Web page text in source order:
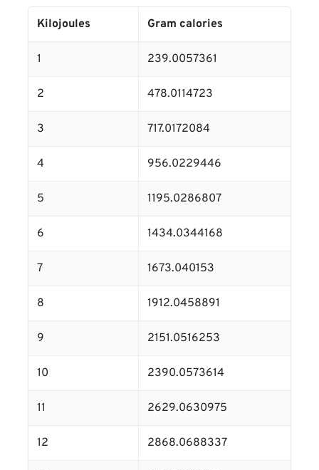
Kilojoules Gram calories
1 239.0057361
2 478.0114723
3 717.0172084
4 956.0229446
5 1195.0286807
6 1434.0344168
7 1673.040153
8 1912.0458891
9 2151.0516253
10 2390.0573614
11 2629.0630975
12 2868.0688337